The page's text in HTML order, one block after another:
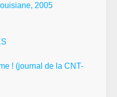
2005
! (journal de la CNT-